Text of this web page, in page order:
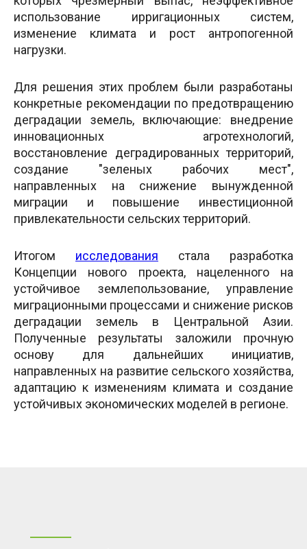
использование ирригационных систем,
изменение климата и рост антропогенной
нагрузки.
Для решения этих проблем были разработаны
конкретные рекомендации по предотвращению
деградации земель, включающие: внедрение
инновационных агротехнологий,
восстановление деградированных территорий,
создание "зеленых рабочих мест",
направленных на снижение вынужденной
миграции и повышение инвестиционной
привлекательности сельских территорий.
Итогом исследования стала разработка
Концепции нового проекта, нацеленного на
устойчивое землепользование, управление
миграционными процессами и снижение рисков
деградации земель в Центральной Азии.
Полученные результаты заложили прочную
основу для дальнейших инициатив,
направленных на развитие сельского хозяйства,
адаптацию к изменениям климата и создание
устойчивых экономических моделей в регионе.